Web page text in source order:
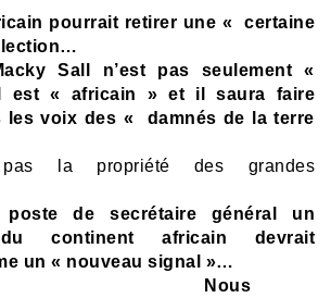
pourrait retirer une « certaine
Sall n’est pas seulement «
est « africain » et il saura faire
les voix des « damnés de la terre
pas la propriété des grandes
de secrétaire général un
du continent africain devrait
un « nouveau signal »…
Nous